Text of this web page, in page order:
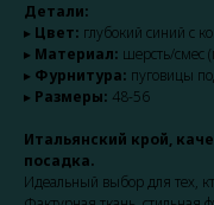
Детали:
▸ Цвет: глубокий синий с
▸ Материал: шерсть/смес
▸ Фурнитура: пуговицы
▸ Размеры: 48-56
Итальянский крой,
посадка.
Идеальный выбор для тех,